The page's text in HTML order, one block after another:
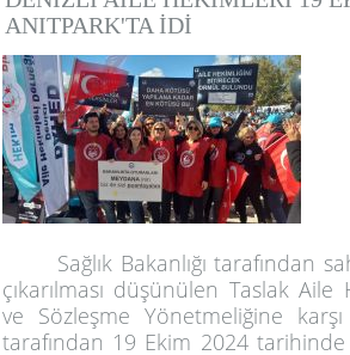
ANITPARK'TA İDİ
Sağlık Bakanlığı tarafından
çıkarılması düşünülen Taslak
ve Sözleşme Yönetmeliğine
tarafından 19 Ekim 2024